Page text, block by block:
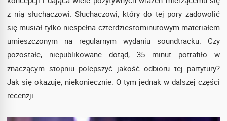
z nią słuchaczowi. Słuchaczowi, który do tej pory zadowolić
się musiał tylko niespełna czterdziestominutowym materiałem
umieszczonym na regularnym wydaniu soundtracku. Czy
pozostałe, niepublikowane dotąd, 35 minut potrafiło w
znaczącym stopniu polepszyć jakość odbioru tej partytury?
Jak się okazuje, niekoniecznie. O tym jednak w dalszej części
recenzji.